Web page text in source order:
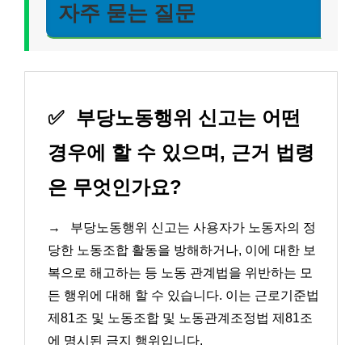
자주 묻는 질문
✅ 부당노동행위 신고는 어떤
경우에 할 수 있으며, 근거 법령
은 무엇인가요?
→
부당노동행위 신고는 사용자가 노동자의 정
당한 노동조합 활동을 방해하거나, 이에 대한 보
복으로 해고하는 등 노동 관계법을 위반하는 모
든 행위에 대해 할 수 있습니다. 이는 근로기준법
제81조 및 노동조합 및 노동관계조정법 제81조
에 명시된 금지 행위입니다.